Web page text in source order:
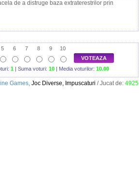
de a distruge baza extraterestrilor prin
5 6 7 8 9
10
VOTEAZA
1 | Suma voturi: 10 | Media voturilor: 10.00
Games, Joc Diverse, Impuscaturi / Jucat de: 4925